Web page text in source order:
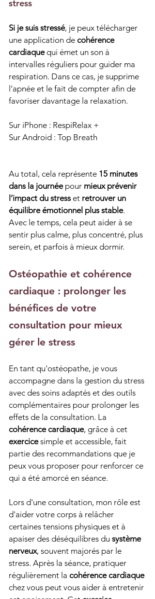
stress
Si je suis stressé, je peux télécharger
une application de cohérence
cardiaque qui émet un son à
intervalles réguliers pour guider ma
respiration. Dans ce cas, je supprime
l’apnée et le fait de compter afin de
favoriser davantage la relaxation.
Sur iPhone : RespiRelax +
Sur Android : Top Breath
Au total, cela représente 15 minutes
dans la journée pour mieux prévenir
l’impact du stress et retrouver un
équilibre émotionnel plus stable.
Avec le temps, cela peut aider à se
sentir plus calme, plus concentré, plus
serein, et parfois à mieux dormir.
Ostéopathie et cohérence
cardiaque : prolonger les
bénéfices de votre
consultation pour mieux
gérer le stress
En tant qu'ostéopathe, je vous
accompagne dans la gestion du stress
avec des soins adaptés et des outils
complémentaires pour prolonger les
effets de la consultation. La
cohérence cardiaque, grâce à cet
exercice simple et accessible, fait
partie des recommandations que je
peux vous proposer pour renforcer ce
qui a été amorcé en séance.
Lors d'une consultation, mon rôle est
d'aider votre corps à relâcher
certaines tensions physiques et à
apaiser des déséquilibres du système
nerveux, souvent majorés par le
stress. Après la séance, pratiquer
régulièrement la cohérence cardiaque
chez vous peut vous aider à entretenir